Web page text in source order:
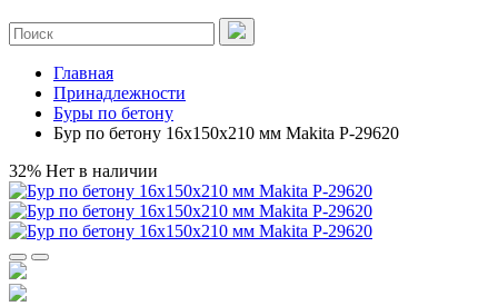
Главная
Принадлежности
Буры по бетону
Бур по бетону 16x150x210 мм Makita P-29620
32% Нет в наличии